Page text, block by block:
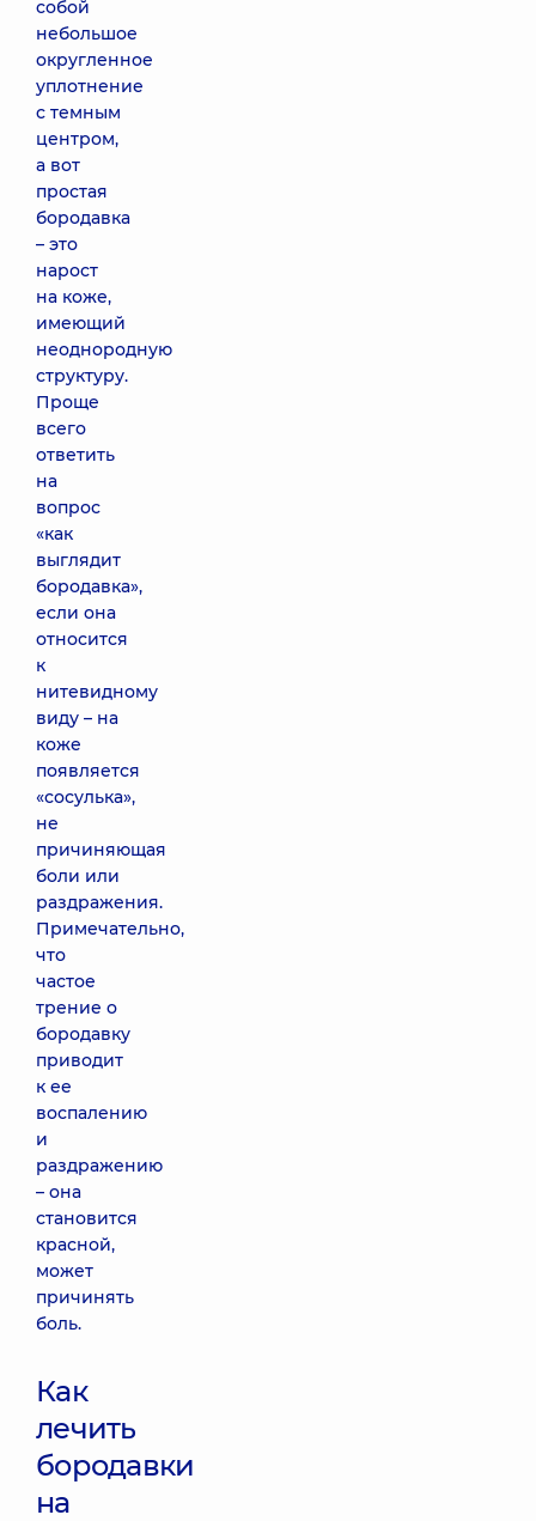
собой
небольшое
округленное
уплотнение
с темным
центром,
а вот
простая
бородавка
– это
нарост
на коже,
имеющий
неоднородную
структуру.
Проще
всего
ответить
на
вопрос
«как
выглядит
бородавка»,
если она
относится
к
нитевидному
виду – на
коже
появляется
«сосулька»,
не
причиняющая
боли или
раздражения.
Примечательно,
что
частое
трение о
бородавку
приводит
к ее
воспалению
и
раздражению
– она
становится
красной,
может
причинять
боль.
Как
лечить
бородавки
на